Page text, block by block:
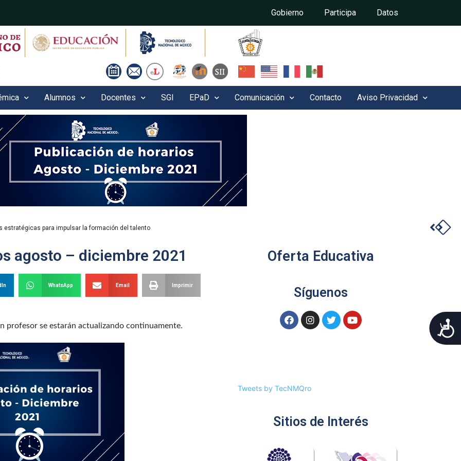
Gobierno Participa Datos
Alumnos Docentes SGI EPaD Comunicación Contacto Aviso Privacidad
estratégicas para impulsar la formación del talento
agosto – diciembre 2021
WhatsApp Email Imprimir
profesor se estarán actualizando continuamente.
Oferta Educativa
Síguenos
Tweets by TecNMQro
Sitios de Interés